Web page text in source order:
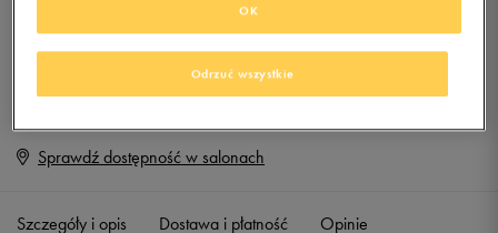
Produkt niedostępny
Jeśli artykuł będzie ponownie dostępny, otrzymasz od nas powiadomienie.
XS Powiadom o dostępności
S Powiadom o dostępności
Sprawdź dostępność w salonach
Szczegóły i opis Dostawa i płatność Opinie
Odrzuć wszystkie
OK